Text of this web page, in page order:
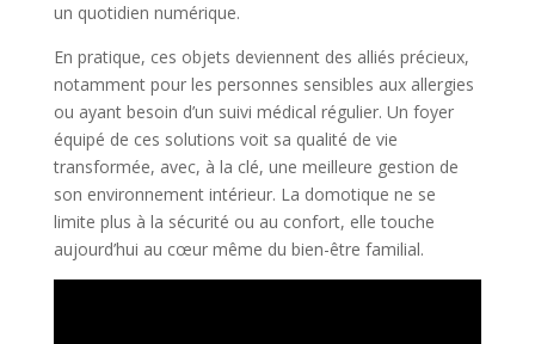
un quotidien numérique.
En pratique, ces objets deviennent des alliés précieux,
notamment pour les personnes sensibles aux allergies
ou ayant besoin d’un suivi médical régulier. Un foyer
équipé de ces solutions voit sa qualité de vie
transformée, avec, à la clé, une meilleure gestion de
son environnement intérieur. La domotique ne se
limite plus à la sécurité ou au confort, elle touche
aujourd’hui au cœur même du bien-être familial.